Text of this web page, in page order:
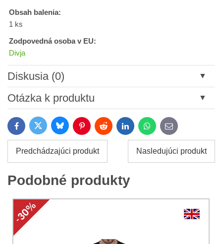
Obsah balenia:
1 ks
Zodpovedná osoba v EU:
Divja
Diskusia (0)
Nový komentár
Názov:
Meno:*
Otázka k produktu
*
Váš e-mail:*
Vaša otázka k produktu:
FacebookTwitter BlueskyPinterestReddit LinkedInWhatsApp
E-
mail
Predchádzajúci produkt Nasledujúci produkt
Podobné produkty